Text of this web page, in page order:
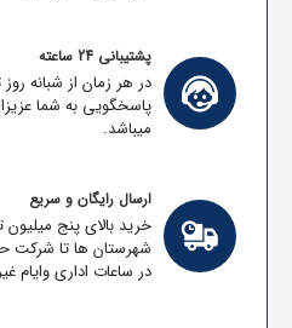
پشتیبانی 24 ساعته
در هر زمان از شبانه
پاسخگویی به شما
میباشد.
ارسال رایگان و سریع
خرید بالای پنج میلیون
در ساعات اداری وایام